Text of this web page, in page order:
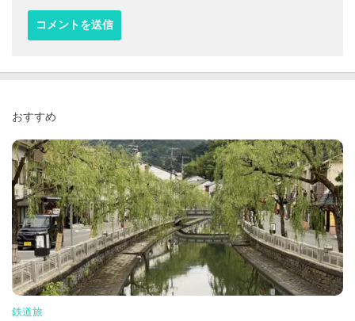
おすすめ
鉄道旅